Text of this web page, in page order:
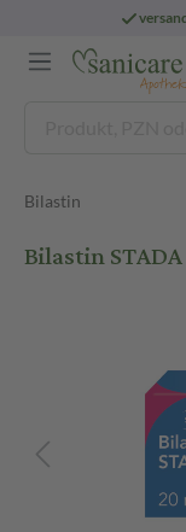
Bilastin
Bilastin